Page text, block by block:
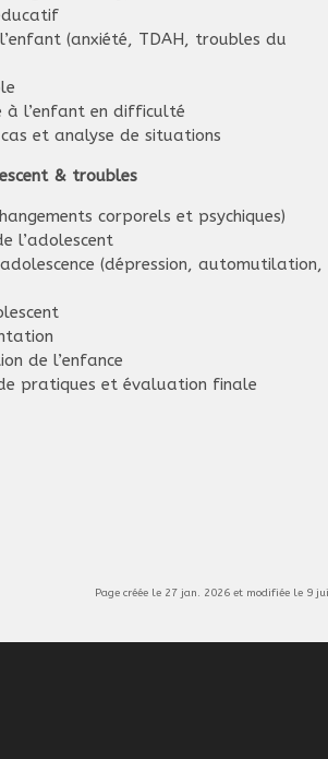
(anxiété, TDAH, troubles du
à l’enfant en difficulté
et analyse de situations
& troubles
corporels et psychiques)
l’adolescent
(dépression, automutilation,
de l’enfance
pratiques et évaluation finale
Page créée le 27 jan. 2026 et modifiée le 9